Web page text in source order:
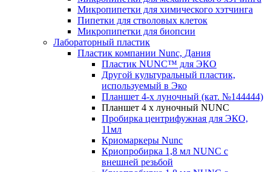
Микропипетки для химического хэтчинга
Пипетки для стволовых клеток
Микропипетки для биопсии
Лабораторный пластик
Пластик компании Nunc, Дания
Пластик NUNC™ для ЭКО
Другой культуральный пластик,
используемый в Эко
Планшет 4-х луночный (кат. №144444)
Планшет 4 х луночный NUNC
Пробирка центрифужная для ЭКО,
11мл
Криомаркеры Nunc
Криопробирка 1,8 мл NUNC с
внешней резьбой